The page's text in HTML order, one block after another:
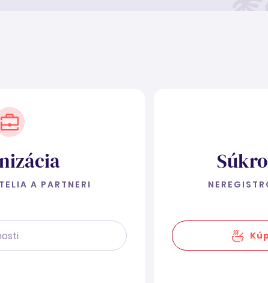
A PARTNERI